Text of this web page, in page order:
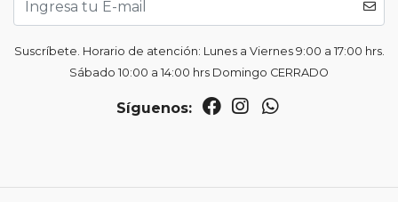
Suscríbete. Horario de atención: Lunes a Viernes 9:00 a 17:00 hrs.
Sábado 10:00 a 14:00 hrs Domingo CERRADO
Síguenos: